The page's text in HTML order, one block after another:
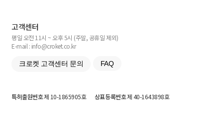
고객센터
평일 오전 11시 ~ 오후 5시 (주말, 공휴일 제외)
E-mail : info@croket.co.kr
크로켓 고객센터 문의 FAQ
특허출원번호제 10-1865905호 상표등록번호제 40-1643898호